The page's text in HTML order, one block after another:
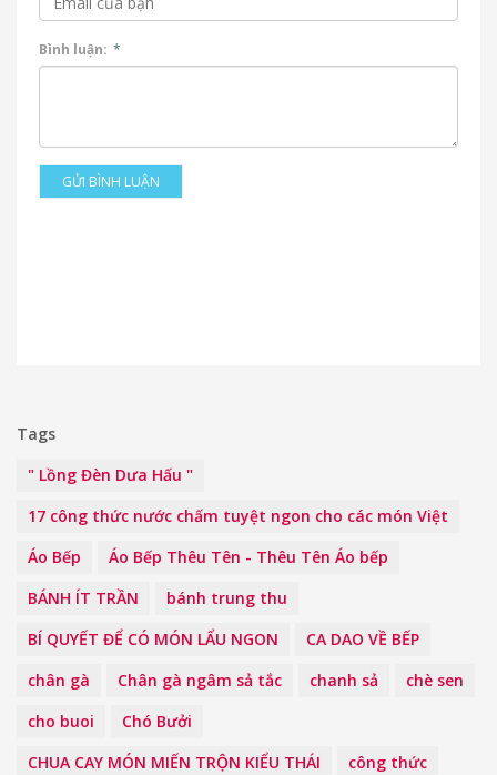
Bình luận: *
GỬI BÌNH LUẬN
Tags
" Lồng Đèn Dưa Hấu "
17 công thức nước chấm tuyệt ngon cho các món Việt
Áo Bếp
Áo Bếp Thêu Tên - Thêu Tên Áo bếp
BÁNH ÍT TRẦN
bánh trung thu
BÍ QUYẾT ĐỂ CÓ MÓN LẨU NGON
CA DAO VỀ BẾP
chân gà
Chân gà ngâm sả tắc chanh sả
chè sen
cho buoi
Chó Bưởi
CHUA CAY MÓN MIẾN TRỘN KIỂU THÁI
công thức